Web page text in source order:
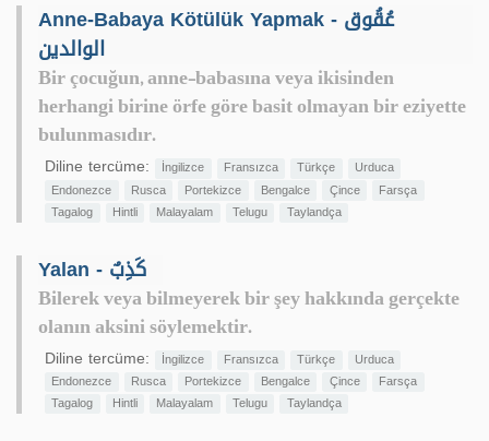
Anne-Babaya Kötülük Yapmak - عُقُوق
الوالدين
Bir çocuğun, anne-babasına veya ikisinden
herhangi birine örfe göre basit olmayan bir eziyette
bulunmasıdır.
Diline tercüme: İngilizce Fransızca Türkçe
Urduca
Endonezce
Rusca Portekizce Bengalce Çince
Farsça
Tagalog
Hintli Malayalam Telugu Taylandça
Yalan - كَذِبٌ
Bilerek veya bilmeyerek bir şey hakkında gerçekte
olanın aksini söylemektir.
Diline tercüme: İngilizce Fransızca Türkçe
Urduca
Endonezce
Rusca Portekizce Bengalce Çince
Farsça
Tagalog
Hintli Malayalam Telugu Taylandça